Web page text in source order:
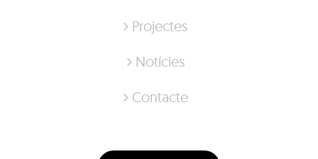
Projectes
Notícies
Contacte